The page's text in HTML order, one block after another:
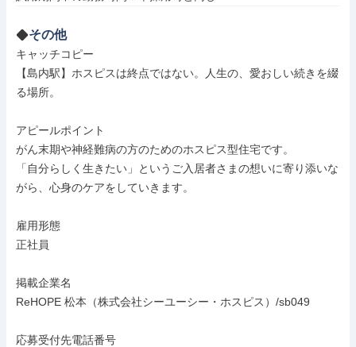
その他
キャッチコピー
【島内駅】ホスピスは終点ではない。人生の、愛おしい続きを綴
る場所。
アピールポイント
がん末期や神経難病の方のためのホスピス型住宅です。
「自分らしく生きたい」というご入居者さまの想いに寄り添いな
がら、心身のケアをしていきます。
雇用形態
正社員
掲載企業名
ReHOPE 松本（株式会社シーユーシー・ホスピス）/sb049
応募受付先電話番号